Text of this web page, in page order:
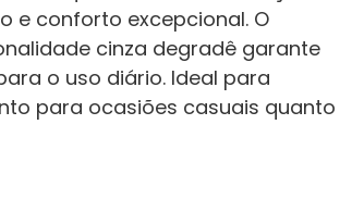
e conforto excepcional. O
cinza degradê garante
o uso diário. Ideal para
para ocasiões casuais quanto